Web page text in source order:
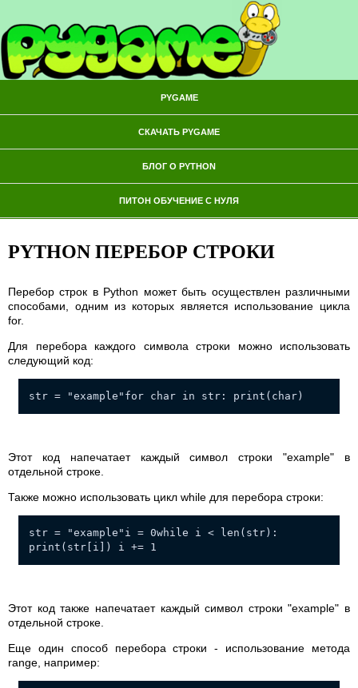
PYGAME
СКАЧАТЬ PYGAME
БЛОГ О PYTHON
ПИТОН ОБУЧЕНИЕ С НУЛЯ
PYTHON ПЕРЕБОР СТРОКИ
Перебор строк в Python может быть осуществлен различными
способами, одним из которых является использование цикла
for.
Для перебора каждого символа строки можно использовать
следующий код:
str = "example"for char in str: print(char)
Этот код напечатает каждый символ строки "example" в
отдельной строке.
Также можно использовать цикл while для перебора строки:
str = "example"i = 0while i < len(str):
print(str[i]) i += 1
Этот код также напечатает каждый символ строки "example" в
отдельной строке.
Еще один способ перебора строки - использование метода
range, например: